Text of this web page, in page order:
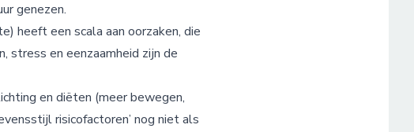
genezen.
heeft een scala aan oorzaken, die
stress en eenzaamheid zijn de
en diëten (meer bewegen,
risicofactoren’ nog niet als